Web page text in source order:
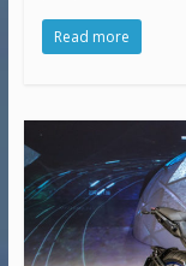
Read more